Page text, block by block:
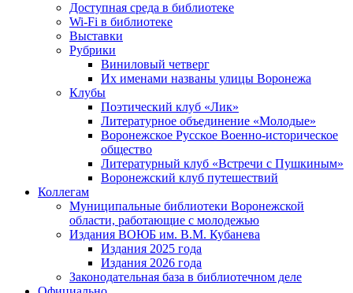
Доступная среда в библиотеке
Wi-Fi в библиотеке
Выставки
Рубрики
Виниловый четверг
Их именами названы улицы Воронежа
Клубы
Поэтический клуб «Лик»
Литературное объединение «Молодые»
Воронежское Русское Военно-историческое
общество
Литературный клуб «Встречи с Пушкиным»
Воронежский клуб путешествий
Коллегам
Муниципальные библиотеки Воронежской
области, работающие с молодежью
Издания ВОЮБ им. В.М. Кубанева
Издания 2025 года
Издания 2026 года
Законодательная база в библиотечном деле